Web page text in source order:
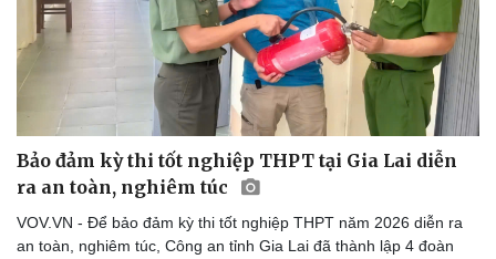
Bảo đảm kỳ thi tốt nghiệp THPT tại Gia Lai diễn
ra an toàn, nghiêm túc
VOV.VN - Để bảo đảm kỳ thi tốt nghiệp THPT năm 2026 diễn ra
an toàn, nghiêm túc, Công an tỉnh Gia Lai đã thành lập 4 đoàn